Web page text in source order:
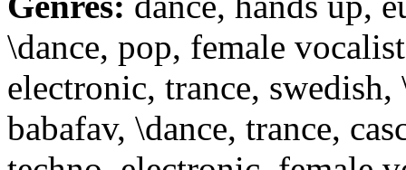
\dance, pop, female
electronic, trance, swedish,
babafav, \dance, trance,